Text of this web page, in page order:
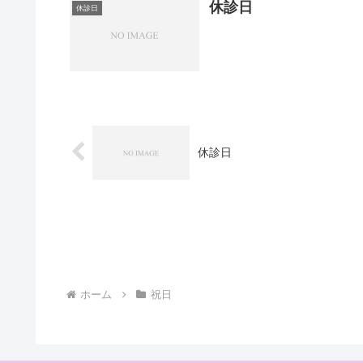
休診日 休診日
休診日
ホーム 祝日